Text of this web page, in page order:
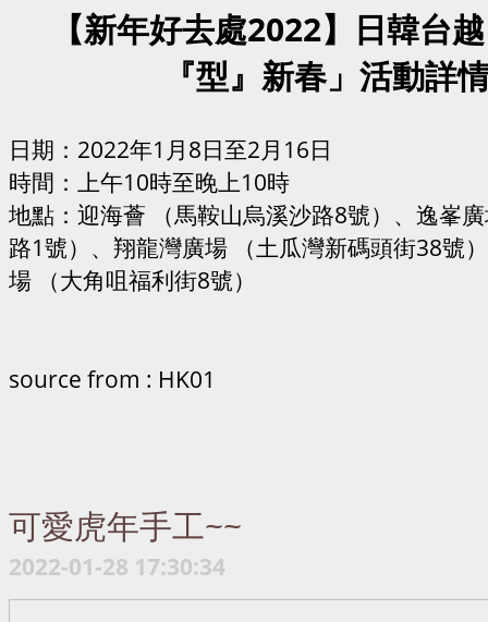
【新年好去處2022】日韓台
『型』新春」活動詳
日期：2022年1月8日至2月16日
時間：上午10時至晚上10時
地點：迎海薈 （馬鞍山烏溪沙路8號）、逸峯
路1號）、翔龍灣廣場 （土瓜灣新碼頭街38號
場 （大角咀福利街8號）
source from : HK01
可愛虎年手工~~
2022-01-28 17:30:34